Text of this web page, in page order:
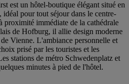
est un hôtel-boutique élégant situé en
pour tout séjour dans le centre-
proximité immédiate de la cathédrale
de Hofburg, il allie design moderne
Vienne. L'ambiance personnelle et
prisé par les touristes et les
stations de métro Schwedenplatz et
minutes à pied de l'hôtel.